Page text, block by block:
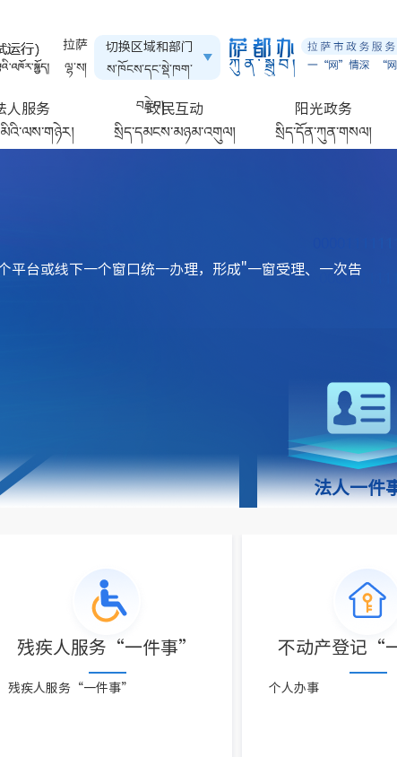
拉萨
ལྷ་ས།
切换区域和部门
ས་ཁོངས་དང་སྡེ་ཁག་
བརྗེ་བ།
人服务
སྲིད་དམངས་མཉམ་འགུལ།
政民互动
སྲིད་དོན་ཀུན་གསལ།
阳光政务
平台或线下一个窗口统一办理，形成"一窗受理、一次告
法人一件
残疾人服务“一件事”
残疾人服务“一件事”
不动产登记“
个人办事